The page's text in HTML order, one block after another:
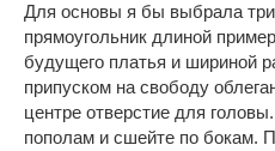
Для основы я бы выбрала
прямоугольник длиной
будущего платья и шириной
припуском на свободу
центре отверстие для
пополам и сшейте по бокам.